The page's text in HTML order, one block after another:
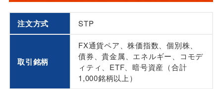
注文方式 STP
取引銘柄
FX通貨ペア、株価指数、個別株、
債券、貴金属、エネルギー、コモデ
ィティ、ETF、暗号資産（合計
1,000銘柄以上）